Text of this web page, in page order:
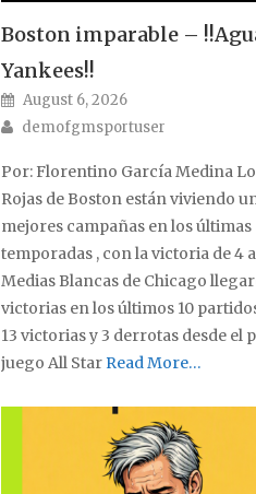
Boston imparable –
Yankees!!
Posted on
August 6, 2026
Author
demofgmsportuser
Por: Florentino García Medina
Rojas de Boston están viviendo
mejores campañas en los últimas
temporadas , con la victoria de 4
Medias Blancas de Chicago
victorias en los últimos 10
13 victorias y 3 derrotas desde el
juego All Star Read More…